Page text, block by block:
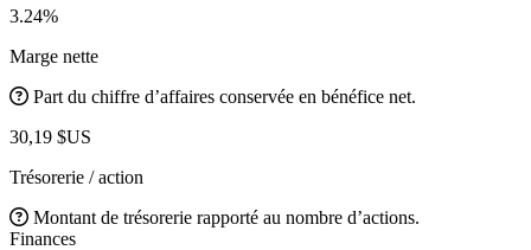
3.24%
Marge nette
Part du chiffre d’affaires conservée en bénéfice net.
30,19 $US
Trésorerie / action
Montant de trésorerie rapporté au nombre d’actions.
Finances